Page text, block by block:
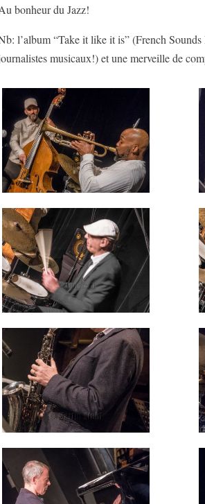
bonheur du Jazz!
l’album “Take it like it is” (French
musicaux!) et une merveille de